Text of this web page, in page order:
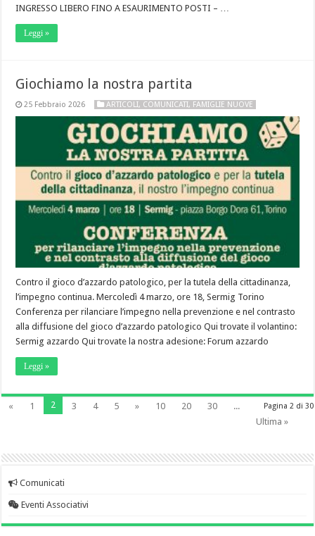
INGRESSO LIBERO FINO A ESAURIMENTO POSTI – …
Leggi »
Giochiamo la nostra partita
25 Febbraio 2026 ARTICOLI, COMUNICATI, FAMIGLIE NUOVE
Contro il gioco d’azzardo patologico, per la tutela della cittadinanza,
l’impegno continua. Mercoledì 4 marzo, ore 18, Sermig Torino
Conferenza per rilanciare l’impegno nella prevenzione e nel contrasto
alla diffusione del gioco d’azzardo patologico Qui trovate il volantino:
Sermig azzardo Qui trovate la nostra adesione: Forum azzardo
Leggi »
Pagina 2 di 30
« 1 2 3 4 5 » 10 20 30
...
Ultima »
Comunicati
Eventi Associativi